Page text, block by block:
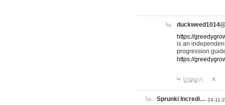
https://
is an
progression
https://
답글달기
Sprunki Incredi… 24-11-